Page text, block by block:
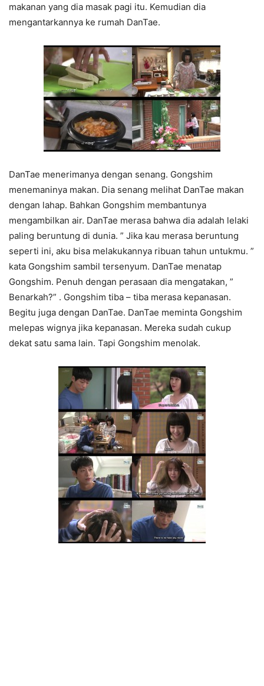
makanan yang dia masak pagi itu. Kemudian dia
mengantarkannya ke rumah DanTae.
DanTae menerimanya dengan senang. Gongshim
menemaninya makan. Dia senang melihat DanTae makan
dengan lahap. Bahkan Gongshim membantunya
mengambilkan air. DanTae merasa bahwa dia adalah lelaki
paling beruntung di dunia. ” Jika kau merasa beruntung
seperti ini, aku bisa melakukannya ribuan tahun untukmu. ”
kata Gongshim sambil tersenyum. DanTae menatap
Gongshim. Penuh dengan perasaan dia mengatakan, ”
Benarkah?” . Gongshim tiba – tiba merasa kepanasan.
Begitu juga dengan DanTae. DanTae meminta Gongshim
melepas wignya jika kepanasan. Mereka sudah cukup
dekat satu sama lain. Tapi Gongshim menolak.